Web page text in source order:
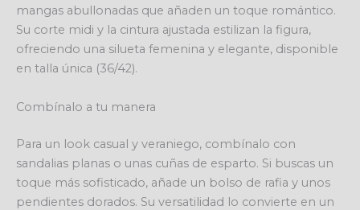
mangas abullonadas que añaden un toque romántico.
Su corte midi y la cintura ajustada estilizan la figura,
ofreciendo una silueta femenina y elegante, disponible
en talla única (36/42).
Combínalo a tu manera
Para un look casual y veraniego, combínalo con
sandalias planas o unas cuñas de esparto. Si buscas un
toque más sofisticado, añade un bolso de rafia y unos
pendientes dorados. Su versatilidad lo convierte en un